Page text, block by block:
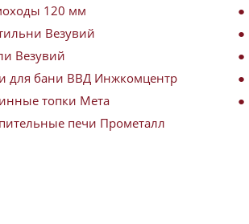
120 мм
Везувий
Везувий
для бани ВВД Инжкомцентр
топки Мета
печи Прометалл